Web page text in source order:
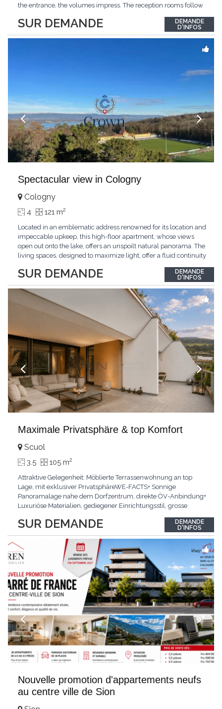
SUR DEMANDE
the entrance, the volumes impress. The reception rooms follow
period architecture. High ceilings, finely crafted stuccoes,
moldings, woodwork, old fireplaces,...
DEMANDE
D'INFOS
Spectacular view in Cologny
SUR DEMANDE
Cologny
4 121 m2
Located in an emblematic address renowned for its location and
impeccable upkeep, this high-floor apartment, whose views
open out onto the lake, offers an unspoilt natural panorama. The
living spaces, designed to maximize light, offer a fluid continuity
comprises two bedrooms, each with its own bathroom,
guaranteeing comfort and privacy. Private...
DEMANDE
D'INFOS
Maximale Privatsphäre & top Komfort
SUR DEMANDE
Scuol
3.5 105 m2
Attraktive Gelegenheit: Möblierte Terrassenwohnung an top
Lage, mit exklusiver PrivatsphäreWE-FACTS+ Sonnige
Panoramalage nahe dem Dorfzentrum, direkte ÖV-Anbindung+
Luxuriöse Materialien, gediegener Einrichtungsstil, grosse
gemeinschaftliche WaschküchePasst für:Geniesser von
Weitblick und gehobenem WohnkomfortDie Wohnung wird
hochwertig
DEMANDE
D'INFOS
Nouvelle promotion d'appartements neufs
au centre ville de Sion